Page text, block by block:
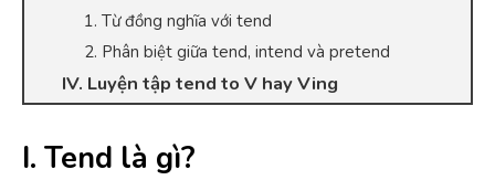
1. Từ đồng nghĩa với tend
2. Phân biệt giữa tend, intend và pretend
IV. Luyện tập tend to V hay Ving
I. Tend là gì?